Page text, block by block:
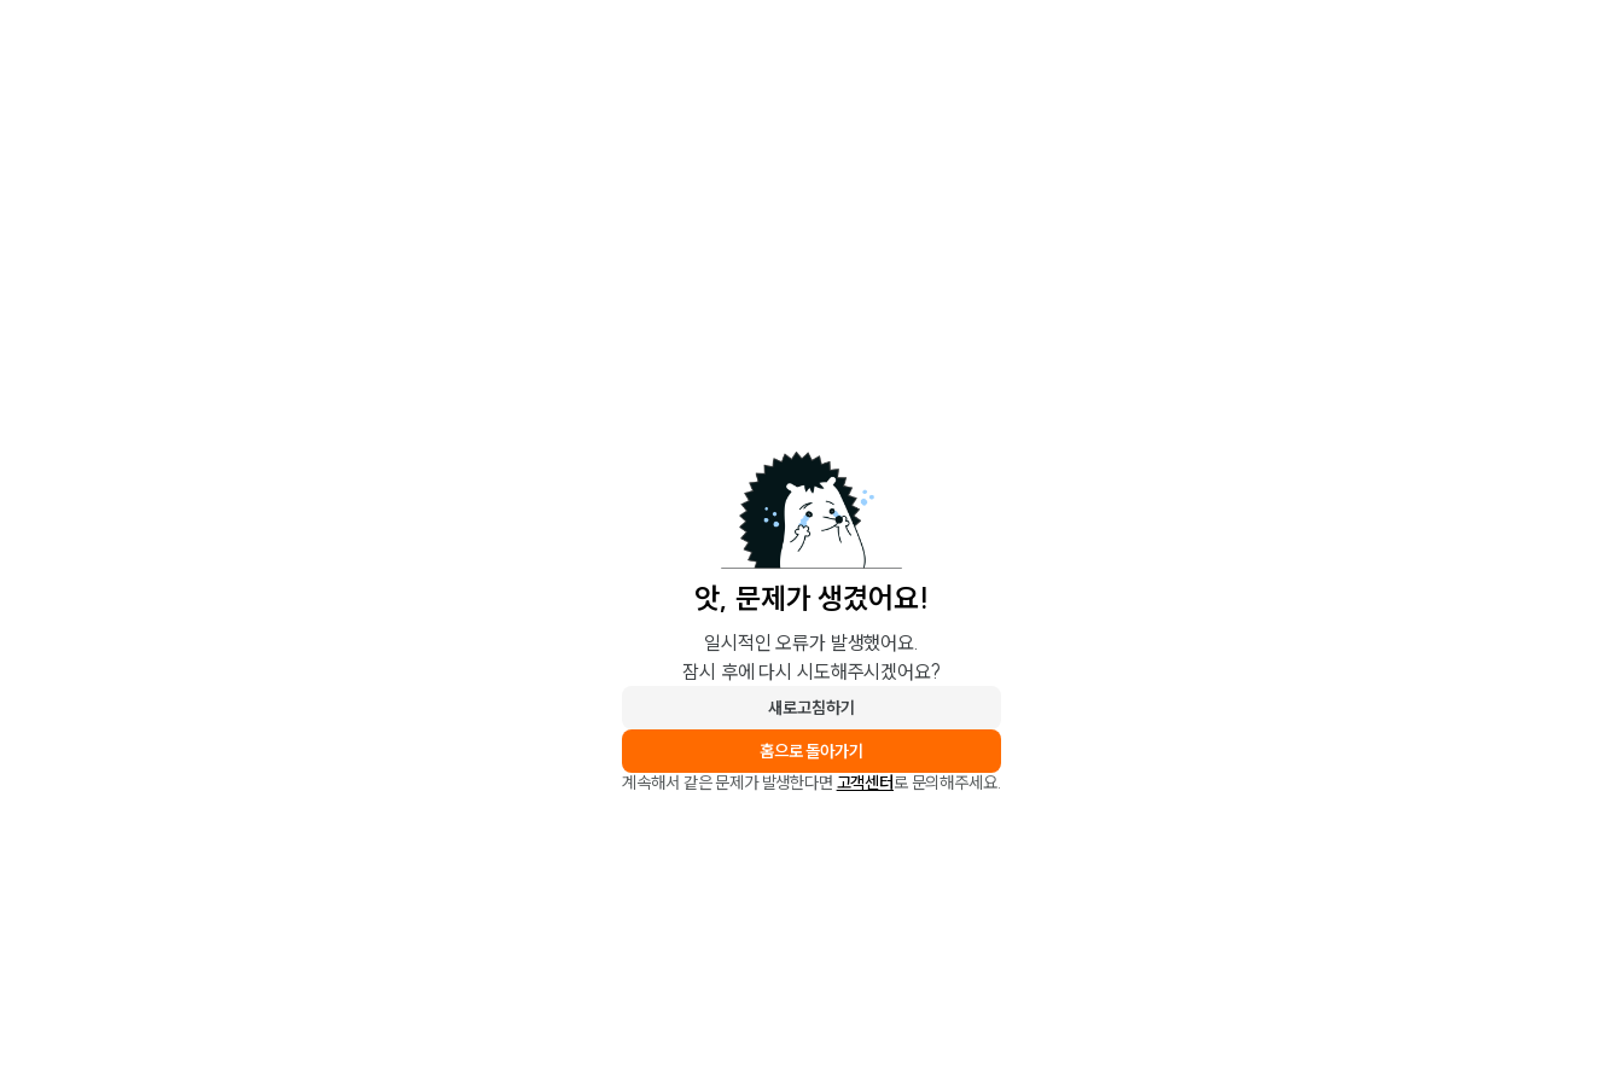
앗, 문제가 생겼어요!
일시적인 오류가 발생했어요.
잠시 후에 다시 시도해주시겠어요?
새로고침하기
홈으로 돌아가기
계속해서 같은 문제가 발생한다면 고객센터로 문의해주세요.